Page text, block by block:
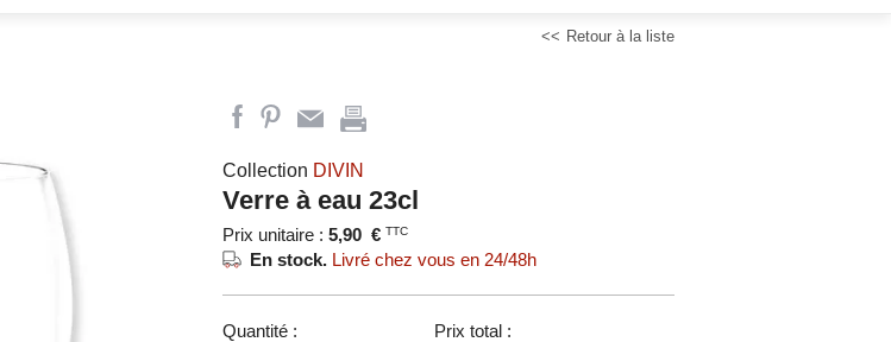
Retour à la liste
Collection DIVIN
Verre à eau 23cl
Prix unitaire : 5,90 € TTC
En stock. Livré chez vous en 24/48h
Quantité : Prix total :